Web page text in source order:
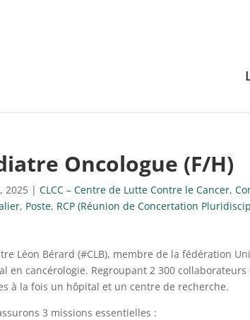
Oncologue (F/H)
2025 |CLCC – Centre de Lutte Contre le Cancer,
, Poste, RCP (Réunion de Concertation
Léon Bérard (#CLB), membre de la fédération
en cancérologie. Regroupant 2 300
à la fois un hôpital et un centre de recherche.
3 missions essentielles :